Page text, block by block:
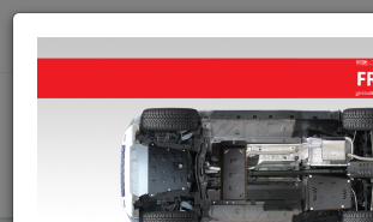
info@piastraparamotore.com